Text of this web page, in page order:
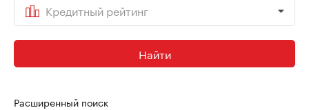
Кредитный рейтинг
Найти
Расширенный поиск